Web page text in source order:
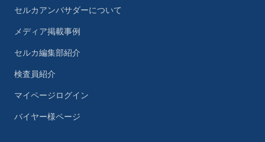
セルカアンバサダーについて
メディア掲載事例
セルカ編集部紹介
検査員紹介
マイページログイン
バイヤー様ページ